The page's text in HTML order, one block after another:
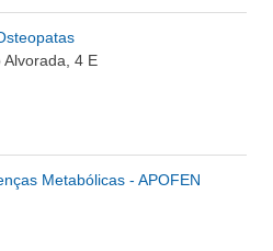
Alvorada, 4 E
Metabólicas - APOFEN